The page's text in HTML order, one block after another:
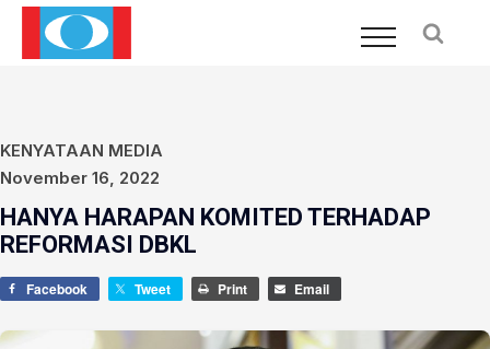
KENYATAAN MEDIA
November 16, 2022
HANYA HARAPAN KOMITED TERHADAP
REFORMASI DBKL
Facebook Tweet Print Email